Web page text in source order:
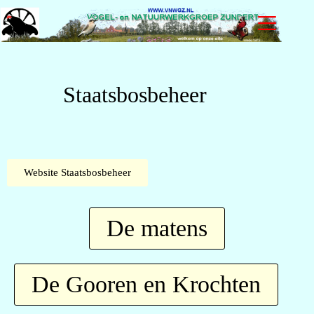
Staatsbosbeheer
Website Staatsbosbeheer
De matens
De Gooren en Krochten